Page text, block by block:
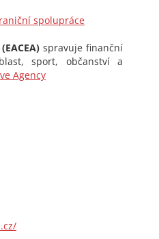
spolupráce
spravuje finanční
sport, občanství a
Agency